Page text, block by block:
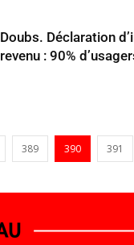
Doubs. Déclaration
revenu : 90%
389 390 391